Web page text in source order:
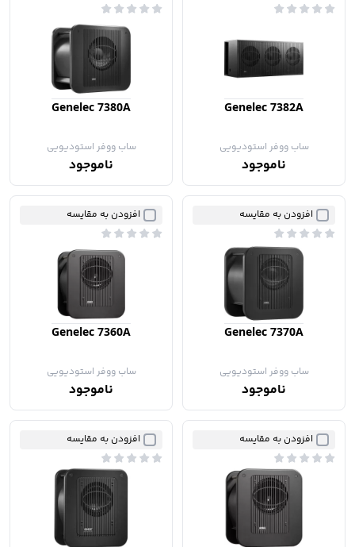
Genelec 7382A
ساب ووفر استودیویی
ناموجود
Genelec 7380A
ساب ووفر استودیویی
ناموجود
افزودن به مقایسه
Genelec 7370A
ساب ووفر استودیویی
ناموجود
افزودن به مقایسه
Genelec 7360A
ساب ووفر استودیویی
ناموجود
افزودن به مقایسه افزودن به مقایسه